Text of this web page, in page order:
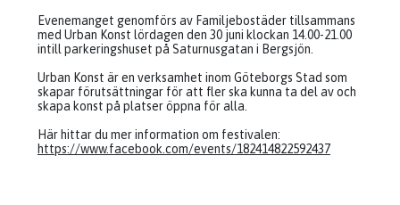
Evenemanget genomförs av Familjebostäder tillsammans
med Urban Konst lördagen den 30 juni klockan 14.00-21.00
intill parkeringshuset på Saturnusgatan i Bergsjön.
Urban Konst är en verksamhet inom Göteborgs Stad som
skapar förutsättningar för att fler ska kunna ta del av och
skapa konst på platser öppna för alla.
Här hittar du mer information om festivalen:
https://www.facebook.com/events/182414822592437